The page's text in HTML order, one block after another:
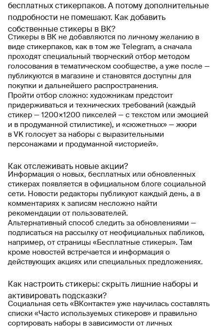
бесплатных стикерпаков. А потому дополнительные
подробности не помешают. Как добавить
собственные стикеры в ВК?
Стикеры в ВК не добавляются по личному желанию в
виде стикерпаков, как в том же Telegram, а сначала
проходят специальный творческий отбор методом
голосования в тематическом сообществе, а уже после —
публикуются в магазине и становятся доступны для
покупки и дальнейшего распространения.
Пройти отбор сложно: художникам предстоит
придерживаться и технических требований (каждый
стикер — 1200×1200 пикселей — с текстом или эмоцией
и в продуманной стилистике), и «сюжетных» — жюри
в VK голосует за наборы с выразительными
персонажами и продуманной «историей».
Как отслеживать новые акции?
Информация о новых, бесплатных или обновленных
стикерах появляется в официальном блоге социальной
сети. Новости редакторы публикуют каждый день, а в
комментариях к записям несложно найти
рекомендации от пользователей.
Альтернативный способ следить за обновлениями —
подписаться на рассылку от неофициальных пабликов,
например, от страницы «Бесплатные стикеры». Там
кроме новостей встречается и информация о
действующих акциях или специальных предложениях.
Как настроить стикеры: скрыть лишние наборы и
активировать подсказки?
Социальная сеть «ВКонтакте» уже научилась составлять
списки «Часто используемых стикеров» и правильно
сортировать наборы в зависимости от личных